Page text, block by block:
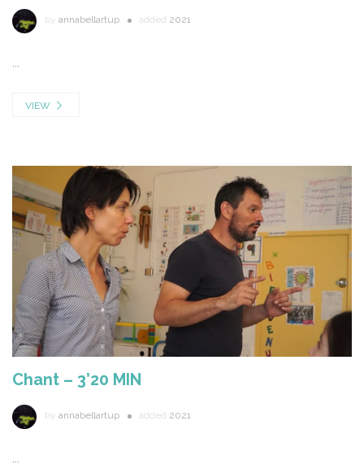
by annabellartup added 2021
VIEW
Chant – 3’20 MIN
by annabellartup added 2021